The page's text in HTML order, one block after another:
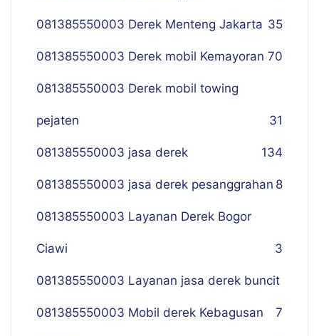
081385550003 Derek Menteng Jakarta 35
081385550003 Derek mobil Kemayoran 70
081385550003 Derek mobil towing
pejaten 31
081385550003 jasa derek 134
081385550003 jasa derek pesanggrahan 8
081385550003 Layanan Derek Bogor
Ciawi 3
081385550003 Layanan jasa derek buncit
7
081385550003 Mobil derek Kebagusan